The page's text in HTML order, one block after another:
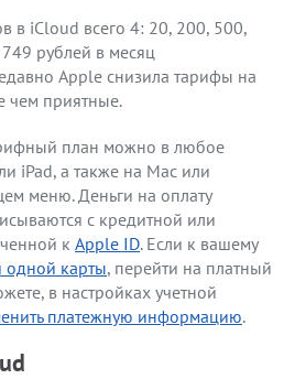
в iCloud всего 4: 20, 200, 500,
рублей в месяц
Apple снизила тарифы на
чем приятные.
план можно в любое
iPad, а также на Mac или
меню. Деньги на оплату
с кредитной или
к Apple ID. Если к вашему
одной карты, перейти на платный
в настройках учетной
платежную информацию.